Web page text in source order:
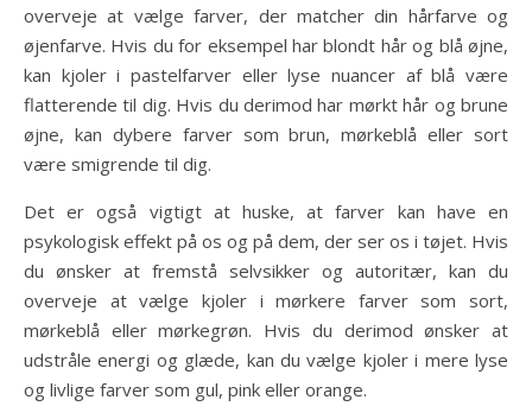
overveje at vælge farver, der matcher din hårfarve og
øjenfarve. Hvis du for eksempel har blondt hår og blå øjne,
kan kjoler i pastelfarver eller lyse nuancer af blå være
flatterende til dig. Hvis du derimod har mørkt hår og brune
øjne, kan dybere farver som brun, mørkeblå eller sort
være smigrende til dig.
Det er også vigtigt at huske, at farver kan have en
psykologisk effekt på os og på dem, der ser os i tøjet. Hvis
du ønsker at fremstå selvsikker og autoritær, kan du
overveje at vælge kjoler i mørkere farver som sort,
mørkeblå eller mørkegrøn. Hvis du derimod ønsker at
udstråle energi og glæde, kan du vælge kjoler i mere lyse
og livlige farver som gul, pink eller orange.